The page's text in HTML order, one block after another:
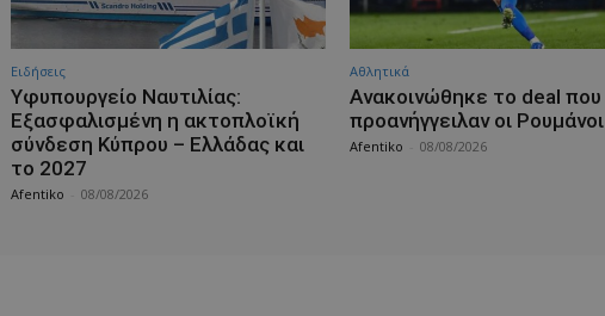
Ειδήσεις
Υφυπουργείο Ναυτιλίας:
Εξασφαλισμένη η ακτοπλοϊκή
σύνδεση Κύπρου – Ελλάδας και
το 2027
Afentiko 08/08/2026
Αθλητικά
Aνακοινώθηκε το deal που
προανήγγειλαν οι Ρουμάνοι
Afentiko 08/08/2026